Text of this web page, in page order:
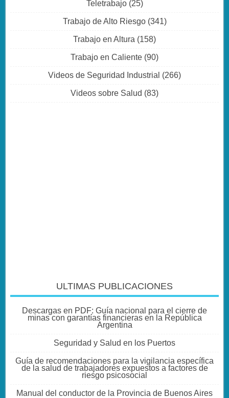
Teletrabajo(25)
Trabajo de Alto Riesgo(341)
Trabajo en Altura (158)
Trabajo en Caliente (90)
Videos de Seguridad Industrial (266)
Videos sobre Salud (83)
ULTIMAS PUBLICACIONES
Descargas en PDF: Guía nacional para el cierre de
minas con garantías financieras en la República
Argentina
Seguridad y Salud en los Puertos
Guía de recomendaciones para la vigilancia específica
de la salud de trabajadores expuestos a factores de
riesgo psicosocial
Manual del conductor de la Provincia de Buenos Aires